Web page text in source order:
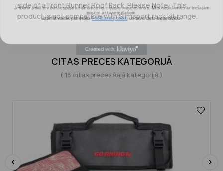
side of a Front Runner Roof Rack. Please Note: This
product is not compatible with Slimsport rack kit range.
CITAS PRECES KATEGORIJĀ
( 16 citas preces šajā kategorijā )
pusēm ar taviem datiem.
Uzzināt vairāk par mūsuPrivātuma politikuun tavu datu aizsardzību.